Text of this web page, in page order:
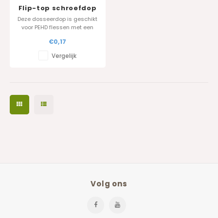
Flip-top schroefdop
(klapdop) 28.410
Deze dosseerdop is geschikt
voor PEHD flessen met een
Standaardkleur : wit andere
kleuren op aanvraag.
Beschikbaar in 2 afmetingen :
€0,17
Vergelijk
Volg ons